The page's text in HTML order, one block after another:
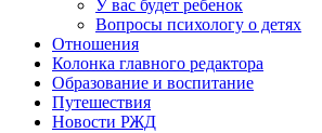
У вас будет ребенок
Вопросы психологу о детях
Отношения
Колонка главного редактора
Образование и воспитание
Путешествия
Новости РЖД